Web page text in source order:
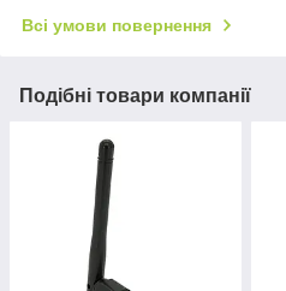
Всі умови повернення
Подібні товари компанії